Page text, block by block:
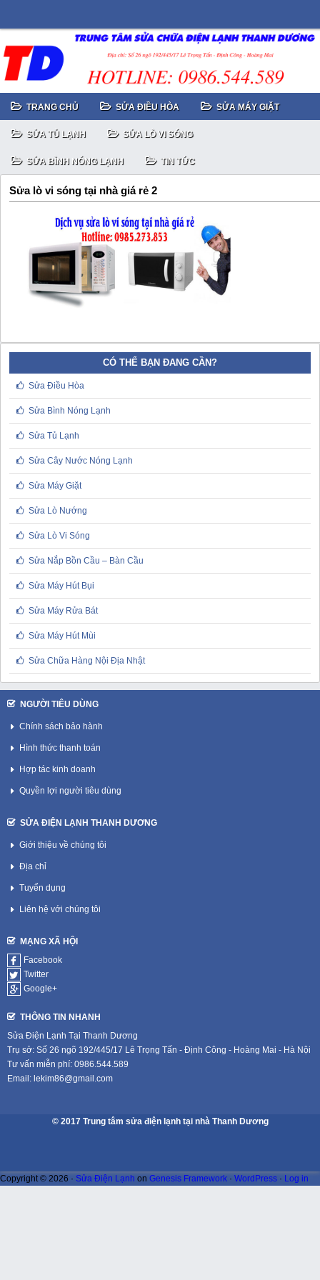
TRANG CHỦ SỬA ĐIỀU HÒA SỬA MÁY GIẶT
SỬA TỦ LẠNH SỬA LÒ VI SÓNG
SỬA BÌNH NÓNG LẠNH TIN TỨC
Sửa lò vi sóng tại nhà giá rẻ 2
CÓ THỂ BẠN ĐANG CẦN?
Sửa Điều Hòa
Sửa Bình Nóng Lạnh
Sửa Tủ Lạnh
Sửa Cây Nước Nóng Lạnh
Sửa Máy Giặt
Sửa Lò Nướng
Sửa Lò Vi Sóng
Sửa Nắp Bồn Cầu – Bàn Cầu
Sửa Máy Hút Bụi
Sửa Máy Rửa Bát
Sửa Máy Hút Mùi
Sửa Chữa Hàng Nội Địa Nhật
NGƯỜI TIÊU DÙNG
Chính sách bảo hành
Hình thức thanh toán
Hợp tác kinh doanh
Quyền lợi người tiêu dùng
SỬA ĐIỆN LẠNH THANH DƯƠNG
Giới thiệu về chúng tôi
Địa chỉ
Tuyển dụng
Liên hệ với chúng tôi
MẠNG XÃ HỘI
Facebook
Twitter
Google+
THÔNG TIN NHANH
Sửa Điện Lạnh Tại Thanh Dương
Trụ sở: Số 26 ngõ 192/445/17 Lê Trọng Tấn - Định Công - Hoàng Mai - Hà Nội
Tư vấn miễn phí: 0986.544.589
Email: lekim86@gmail.com
© 2017 Trung tâm sửa điện lạnh tại nhà Thanh Dương
Copyright © 2026 · Sửa Điện Lạnh on Genesis Framework · WordPress · Log in